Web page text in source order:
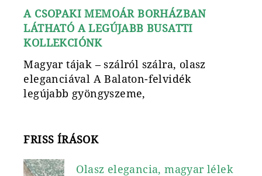
A CSOPAKI MEMOÁR BORHÁZBAN
LÁTHATÓ A LEGÚJABB BUSATTI
KOLLEKCIÓNK
Magyar tájak – szálról szálra, olasz
eleganciával A Balaton-felvidék
legújabb gyöngyszeme,
FRISS ÍRÁSOK
Olasz elegancia, magyar lélek